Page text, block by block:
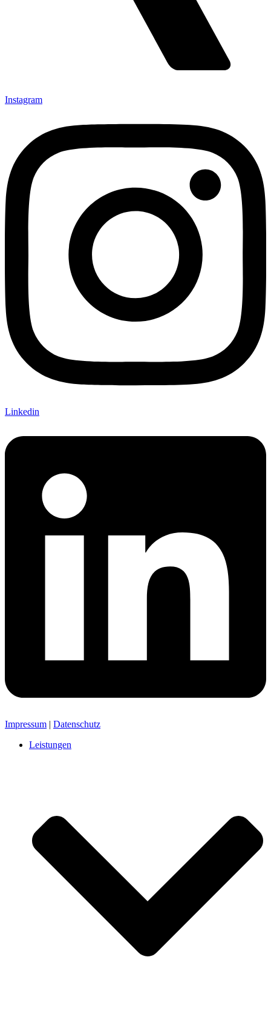
Instagram
Linkedin
Impressum | Datenschutz
Leistungen